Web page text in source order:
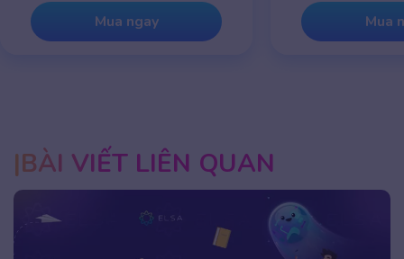
Mua ngay Mua
BÀI VIẾT LIÊN QUAN